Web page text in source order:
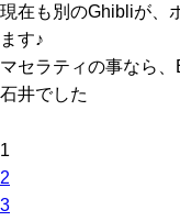
現在も別のGhibliが、
ます♪
マセラティの事なら
石井でした
1
2
3